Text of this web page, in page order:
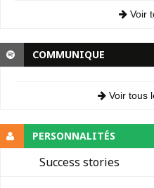
Voir
COMMUNIQUE
Voir tous
PERSONNALITÉS
Success stories